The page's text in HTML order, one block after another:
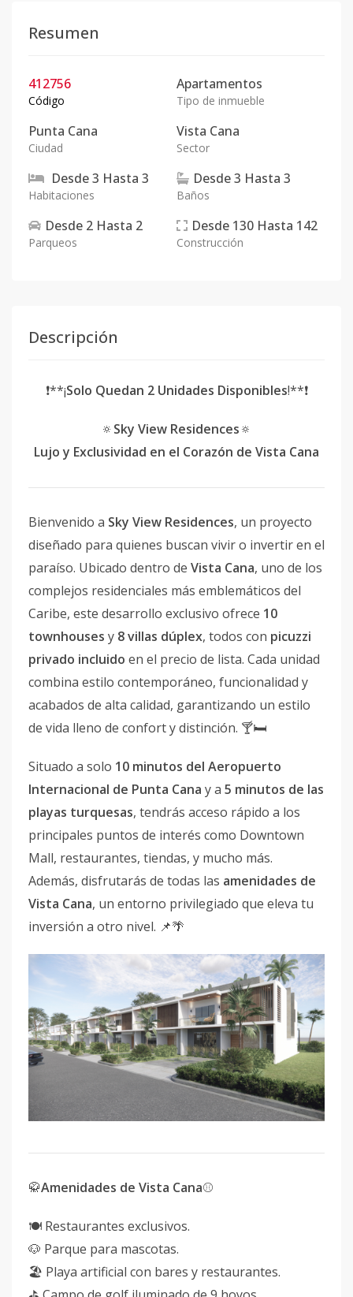
Resumen
412756
Código
Apartamentos
Tipo de inmueble
Punta Cana
Ciudad
Vista Cana
Sector
Desde3 Hasta 3
Habitaciones
Desde3 Hasta 3
Baños
Desde 2 Hasta 2
Parqueos
Desde 130 Hasta 142
Construcción
Descripción
❗️**¡Solo Quedan 2 Unidades Disponibles!**❗️
🔅 Sky View Residences🔅
Lujo y Exclusividad en el Corazón de Vista Cana
Bienvenido a Sky View Residences, un proyecto
diseñado para quienes buscan vivir o invertir en el
paraíso. Ubicado dentro de Vista Cana, uno de los
complejos residenciales más emblemáticos del
Caribe, este desarrollo exclusivo ofrece 10
townhouses y 8 villas dúplex, todos con picuzzi
privado incluido en el precio de lista. Cada unidad
combina estilo contemporáneo, funcionalidad y
acabados de alta calidad, garantizando un estilo
de vida lleno de confort y distinción. 🍸🛏
Situado a solo 10 minutos del Aeropuerto
Internacional de Punta Cana y a 5 minutos de las
playas turquesas, tendrás acceso rápido a los
principales puntos de interés como Downtown
Mall, restaurantes, tiendas, y mucho más.
Además, disfrutarás de todas las amenidades de
Vista Cana, un entorno privilegiado que eleva tu
inversión a otro nivel. 📌🌴
🥋Amenidades de Vista Cana⚾️
🍽️ Restaurantes exclusivos.
🐶 Parque para mascotas.
🏖️ Playa artificial con bares y restaurantes.